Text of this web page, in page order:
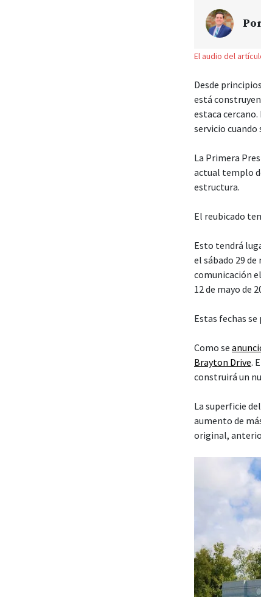
El audio del
Desde
está
estaca
servicio
La Primera
actual templo
estructura.
El reubicado
Esto tendrá
el sábado 29
comunicación
12 de mayo de
Estas fechas
Como se
Brayton Drive.
construirá un
La superficie
aumento de
original,